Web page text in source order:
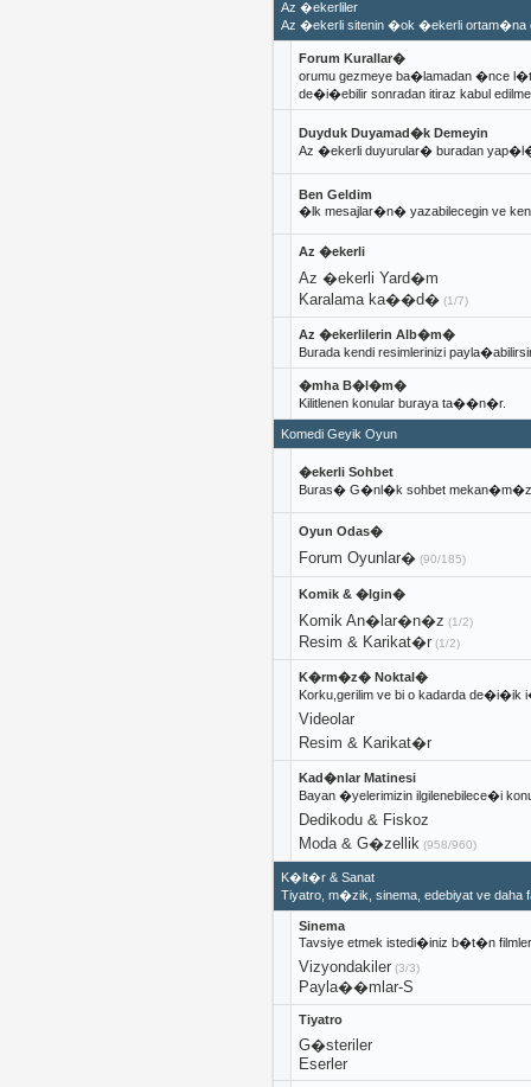
Az �ekerliler
Az �ekerli sitenin �ok �ekerli
Forum Kurallar�
orumu gezmeye ba�lamadan �nce
de�i�ebilir sonradan itiraz kabul
Duyduk Duyamad�k Demeyin
Az �ekerli duyurular� buradan
Ben Geldim
�lk mesajlar�n� yazabilecegin ve
Az �ekerli
Az �ekerli Yard�m
Karalama ka��d�(1/7)
Az �ekerlilerin Alb�m�
Burada kendi resimlerinizi
�mha B�l�m�
Kilitlenen konular buraya ta��n�r.
Komedi Geyik Oyun
�ekerli Sohbet
Buras� G�nl�k sohbet
Oyun Odas�
Forum Oyunlar�(90/185)
Komik & �lgin�
Komik An�lar�n�z (1/2)
Resim & Karikat�r(1/2)
K�rm�z� Noktal�
Korku,gerilim ve bi o kadarda
Videolar
Resim & Karikat�r
Kad�nlar Matinesi
Bayan �yelerimizin ilgilenebilece�i
Dedikodu & Fiskoz
Moda & G�zellik(958/960)
K�lt�r & Sanat
Tiyatro, m�zik, sinema, edebiyat ve daha
Sinema
Tavsiye etmek istedi�iniz b�t�n
Vizyondakiler(3/3)
Payla��mlar-S
Tiyatro
G�steriler
Eserler